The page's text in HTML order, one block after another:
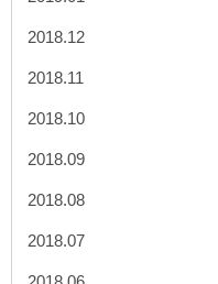
2018.12
2018.11
2018.10
2018.09
2018.08
2018.07